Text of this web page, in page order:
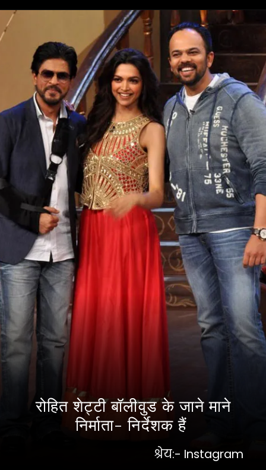
श्रेय:- Instagram
रोहित शेट्टी बॉलीवुड के जाने माने
निर्माता- निर्देशक हैं